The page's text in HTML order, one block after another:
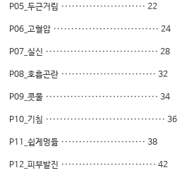
P05_두근거림 ························ 22
P06_고혈압 ······························ 24
P07_실신 ································ 28
P08_호흡곤란 ··························· 32
P09_콧물 ································ 34
P10_기침 ·································· 36
P11_쉽게멍듦 ························ 38
P12_피부발진 ··························· 42